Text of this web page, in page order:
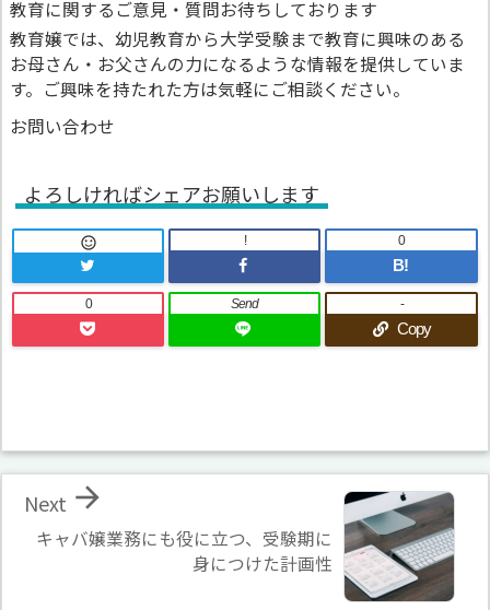
教育に関するご意見・質問お待ちしております
教育嬢では、幼児教育から大学受験まで教育に興味のある
お母さん・お父さんの力になるような情報を提供していま
す。ご興味を持たれた方は気軽にご相談ください。
お問い合わせ
よろしければシェアお願いします
 !
B!
0
0 Send
Copy
-
キャバ嬢業務にも役に立つ、受験期に
身につけた計画性

Next